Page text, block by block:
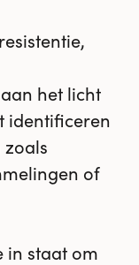
het licht
identificeren
of
in staat om